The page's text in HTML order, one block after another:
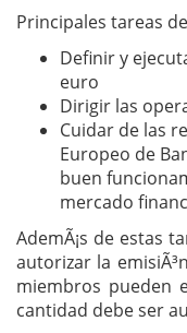
Principales tareas
Definir y
euro
Dirigir las
Cuidar de las
Europeo de
buen
mercado
AdemÃ¡s de estas
autorizar la
miembros pueden
cantidad debe ser